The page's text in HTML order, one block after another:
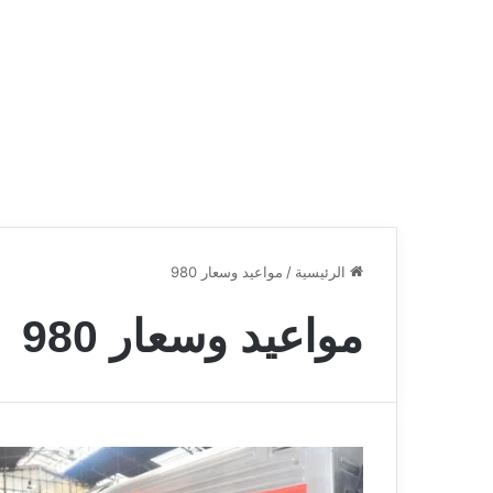
الرئيسية / مواعيد وسعار 980
مواعيد وسعار 980